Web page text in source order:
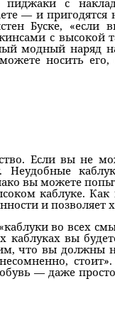
пиджаки с
— и пригодятся
Буске, «если
с высокой
модный наряд
носить
Если вы не
вы можете
каблуке.
и позволяет
во всех
вы
что вы должны
— даже